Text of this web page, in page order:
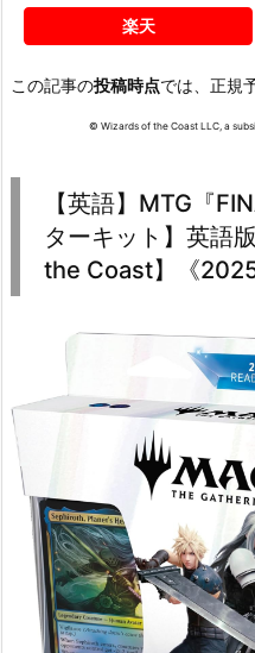
楽天
この記事の投稿時点では、正規
© Wizards of the Coast LLC, a
【英語】MTG『
ターキット】英語
the Coast】《